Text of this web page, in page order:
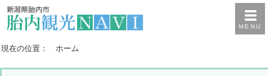
MENU
現在の位置： ホーム